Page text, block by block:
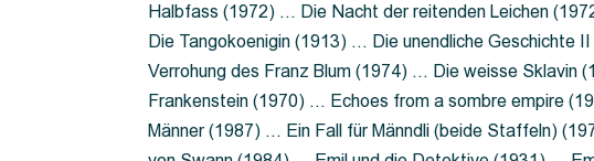
Halbfass (1972) … Die Nacht der reitenden Leichen
Die Tangokoenigin (1913) … Die unendliche
Verrohung des Franz Blum (1974) … Die weisse
Frankenstein (1970) … Echoes from a sombre empire
Männer (1987) … Ein Fall für Männdli (beide Staffeln)